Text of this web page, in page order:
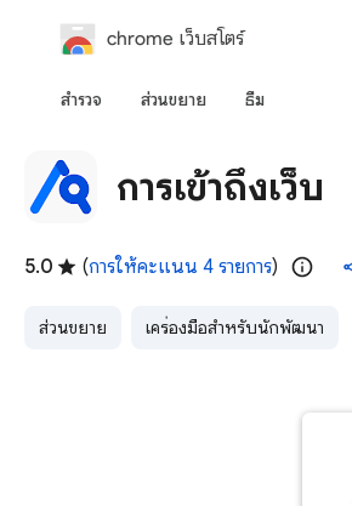
chrome เว็บสโตร์
สำรวจ ส่วนขยาย ธีม
การเข้าถึงเว็บ
5.0 (การให้คะแนน 4 รายการ)
ส่วนขยาย เครื่องมือสำหรับนักพัฒนา